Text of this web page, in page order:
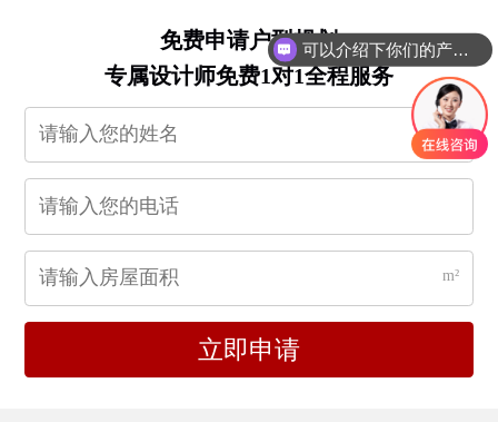
免费申请户型规划
专属设计师免费1对1全程服务
m²
立即申请
可以介绍下你们的产品么？